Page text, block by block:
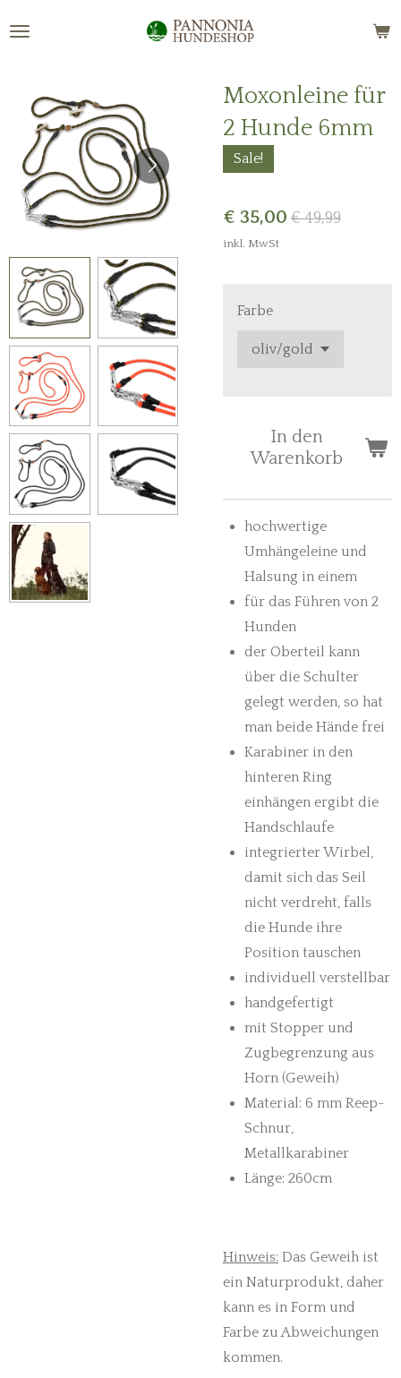
Moxonleine für
2 Hunde 6mm
Sale!
€ 35,00 € 49,99
inkl. MwSt
Farbe
In den
Warenkorb
hochwertige
Umhängeleine und
Halsung in einem
für das Führen von 2
Hunden
der Oberteil kann
über die Schulter
gelegt werden, so hat
man beide Hände frei
Karabiner in den
hinteren Ring
einhängen ergibt die
Handschlaufe
integrierter Wirbel,
damit sich das Seil
nicht verdreht, falls
die Hunde ihre
Position tauschen
individuell verstellbar
handgefertigt
mit Stopper und
Zugbegrenzung aus
Horn (Geweih)
Material: 6 mm Reep-
Schnur,
Metallkarabiner
Länge: 260cm
Hinweis: Das Geweih ist
ein Naturprodukt, daher
kann es in Form und
Farbe zu Abweichungen
kommen.